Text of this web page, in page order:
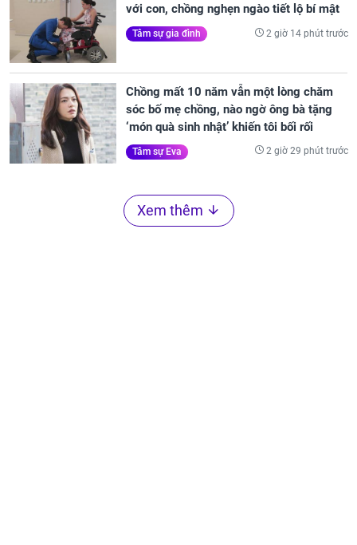
với con, chồng nghẹn ngào tiết lộ bí mật
Tâm sự gia đình 2 giờ 14 phút trước
Chồng mất 10 năm vẫn một lòng chăm
sóc bố mẹ chồng, nào ngờ ông bà tặng
‘món quà sinh nhật’ khiến tôi bối rối
Tâm sự Eva 2 giờ 29 phút trước
Xem thêm